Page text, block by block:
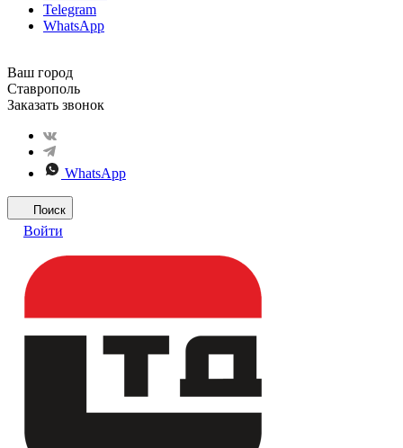
Telegram
WhatsApp
Ваш город
Ставрополь
Заказать звонок
WhatsApp
Поиск
Войти